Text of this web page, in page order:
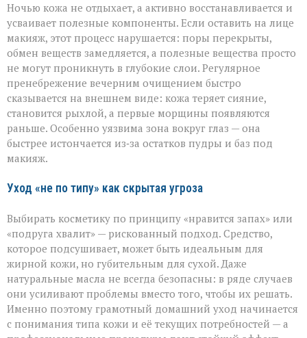
Ночью кожа не отдыхает, а активно восстанавливается и
усваивает полезные компоненты. Если оставить на лице
макияж, этот процесс нарушается: поры перекрыты,
обмен веществ замедляется, а полезные вещества просто
не могут проникнуть в глубокие слои. Регулярное
пренебрежение вечерним очищением быстро
сказывается на внешнем виде: кожа теряет сияние,
становится рыхлой, а первые морщины появляются
раньше. Особенно уязвима зона вокруг глаз — она
быстрее истончается из‑за остатков пудры и баз под
макияж.
Уход «не по типу» как скрытая угроза
Выбирать косметику по принципу «нравится запах» или
«подруга хвалит» — рискованный подход. Средство,
которое подсушивает, может быть идеальным для
жирной кожи, но губительным для сухой. Даже
натуральные масла не всегда безопасны: в ряде случаев
они усиливают проблемы вместо того, чтобы их решать.
Именно поэтому грамотный домашний уход начинается
с понимания типа кожи и её текущих потребностей — а